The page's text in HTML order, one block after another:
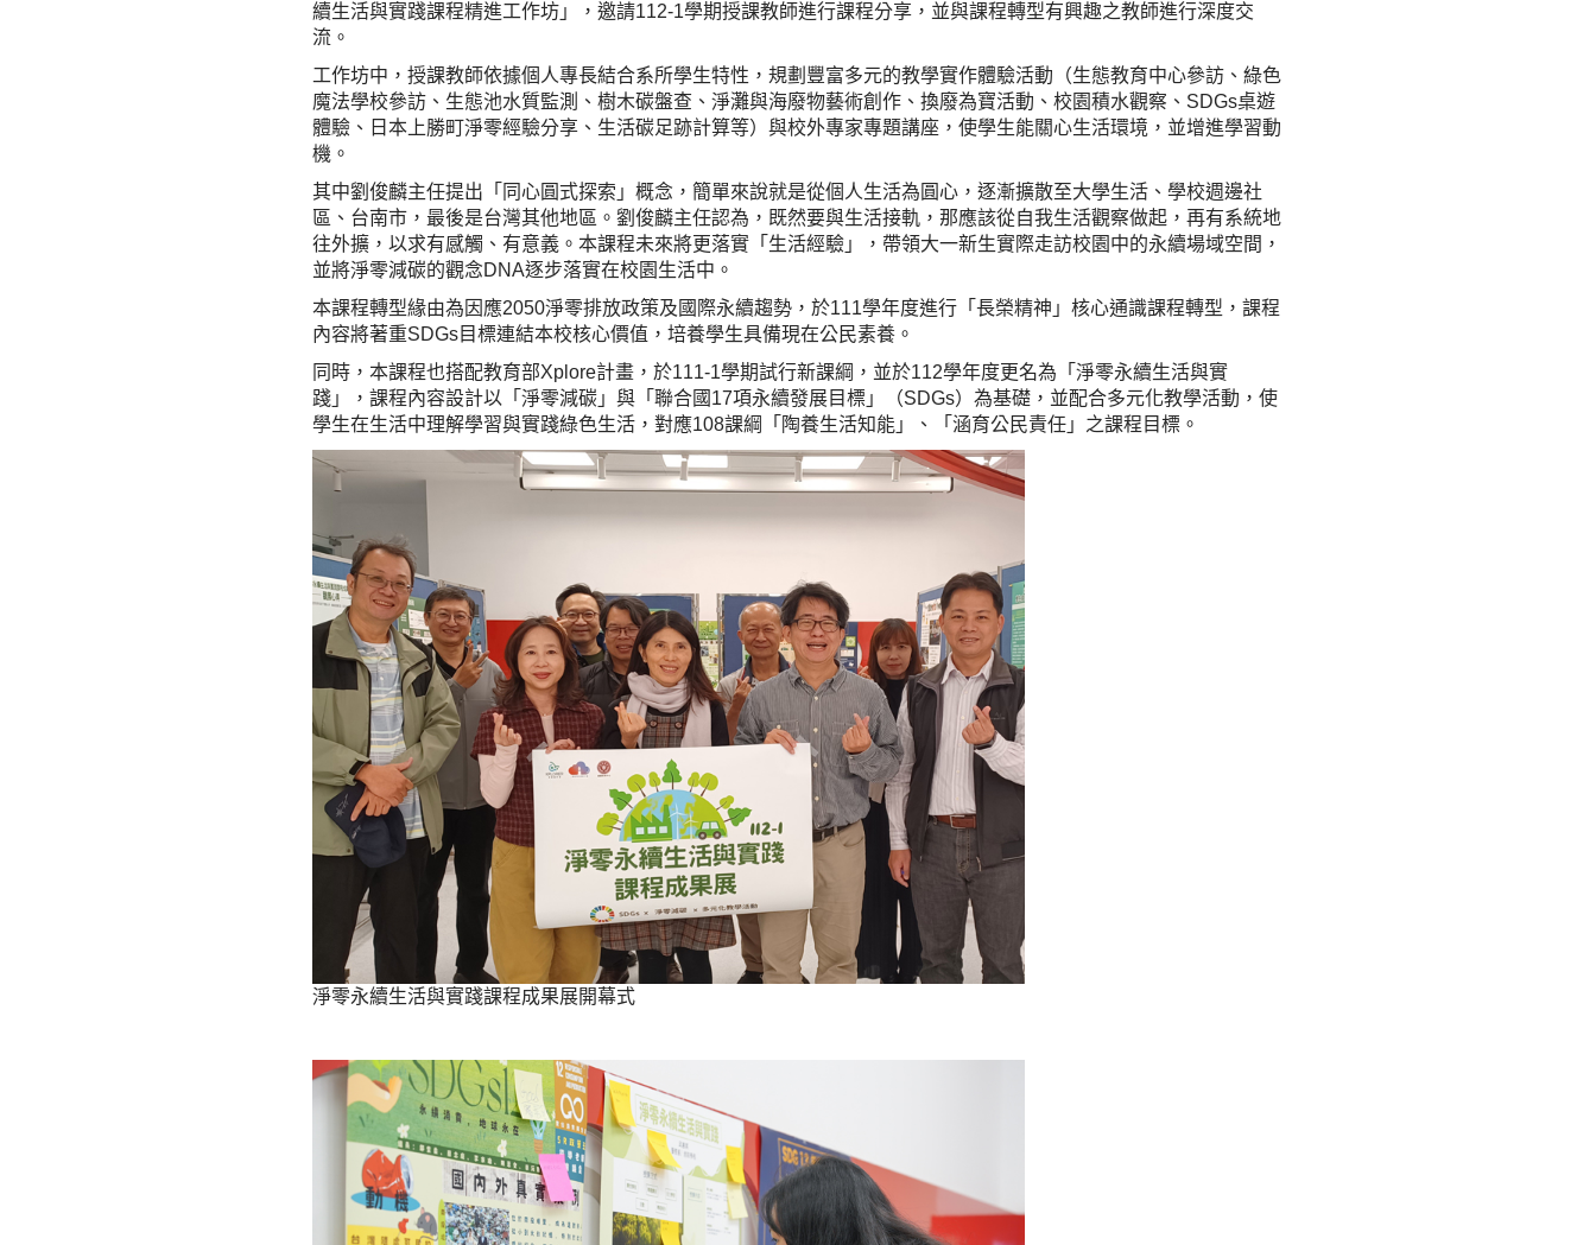
續生活與實踐課程精進工作坊」，邀請112-1學期授課教師進行課程分享，並與課程轉型有興趣之教師進行深度交
流。
工作坊中，授課教師依據個人專長結合系所學生特性，規劃豐富多元的教學實作體驗活動（生態教育中心參訪、綠色
魔法學校參訪、生態池水質監測、樹木碳盤查、淨灘與海廢物藝術創作、換廢為寶活動、校園積水觀察、SDGs桌遊
體驗、日本上勝町淨零經驗分享、生活碳足跡計算等）與校外專家專題講座，使學生能關心生活環境，並增進學習動
機。
其中劉俊麟主任提出「同心圓式探索」概念，簡單來說就是從個人生活為圓心，逐漸擴散至大學生活、學校週邊社
區、台南市，最後是台灣其他地區。劉俊麟主任認為，既然要與生活接軌，那應該從自我生活觀察做起，再有系統地
往外擴，以求有感觸、有意義。本課程未來將更落實「生活經驗」，帶領大一新生實際走訪校園中的永續場域空間，
並將淨零減碳的觀念DNA逐步落實在校園生活中。
本課程轉型緣由為因應2050淨零排放政策及國際永續趨勢，於111學年度進行「長榮精神」核心通識課程轉型，課程
內容將著重SDGs目標連結本校核心價值，培養學生具備現在公民素養。
同時，本課程也搭配教育部Xplore計畫，於111-1學期試行新課綱，並於112學年度更名為「淨零永續生活與實
踐」，課程內容設計以「淨零減碳」與「聯合國17項永續發展目標」（SDGs）為基礎，並配合多元化教學活動，使
學生在生活中理解學習與實踐綠色生活，對應108課綱「陶養生活知能」、「涵育公民責任」之課程目標。
淨零永續生活與實踐課程成果展開幕式